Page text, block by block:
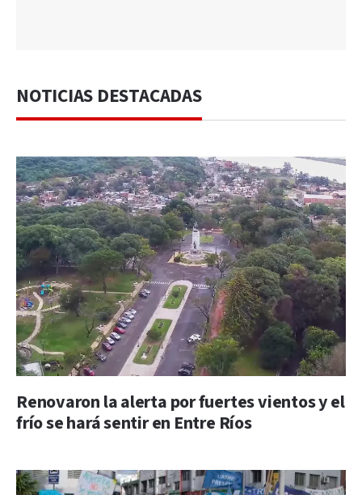
NOTICIAS DESTACADAS
Renovaron la alerta por fuertes vientos y el
frío se hará sentir en Entre Ríos